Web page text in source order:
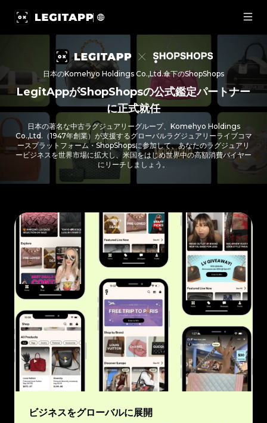
日本のKomehyo Holdings Co.,Ltd.傘下のShopShops
LegitAppがShopShopsの公式鑑定パートナー
に正式就任
日本の著名な中古ラグジュアリーグループ、Komehyo Holdings
Co.,Ltd.（1947年創業）が支援するグローバルラグジュアリーライブコマ
ースプラットフォーム・ShopShopsに参加して、あなたのラグジュアリ
ービジネスを世界市場に拡大し、米国をはじめ世界中の高額消費バイヤー
にリーチしましょう。
ビジネスをグローバルに展開